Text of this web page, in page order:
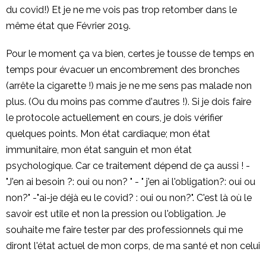
du covid!) Et je ne me vois pas trop retomber dans le
même état que Février 2019.
Pour le moment ça va bien, certes je tousse de temps en
temps pour évacuer un encombrement des bronches
(arrête la cigarette !) mais je ne me sens pas malade non
plus. (Ou du moins pas comme d'autres !). Si je dois faire
le protocole actuellement en cours, je dois vérifier
quelques points. Mon état cardiaque; mon état
immunitaire, mon état sanguin et mon état
psychologique. Car ce traitement dépend de ça aussi ! -
"J'en ai besoin ?: oui ou non? " - " j'en ai l'obligation?: oui ou
non?" -"ai-je déjà eu le covid? : oui ou non?". C'est là où le
savoir est utile et non la pression ou l'obligation. Je
souhaite me faire tester par des professionnels qui me
diront l'état actuel de mon corps, de ma santé et non celui